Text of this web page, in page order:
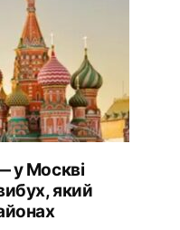
у Москві
який